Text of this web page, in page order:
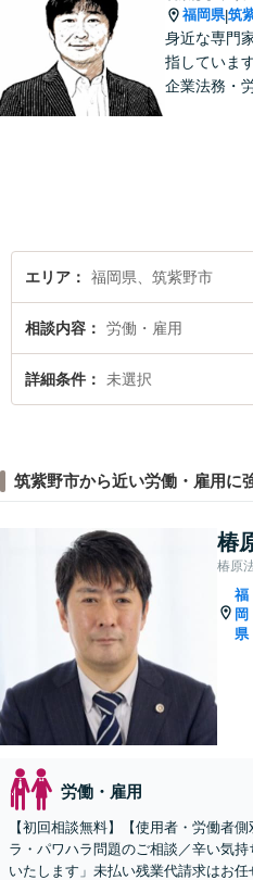
福岡県|筑
身近な専門
指していま
企業法務・
エリア 福岡県、筑紫野市
相談内容 労働・雇用
詳細条件 未選択
筑紫野市から近い労働・雇用に
椿
椿原
福
岡
県
労働・雇用
【初回相談無料】【使用者・労働者
ラ・パワハラ問題のご相談／辛い気
いたします」未払い残業代請求はお任